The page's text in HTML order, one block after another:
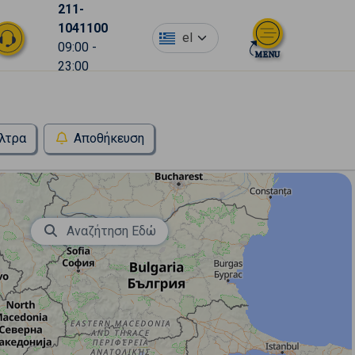
211-
1041100
09:00 -
23:00
el
Αποθήκευση
Αναζήτηση Εδώ